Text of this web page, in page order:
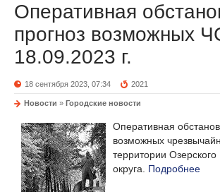
Оперативная
прогноз возможных
18.09.2023 г.
18 сентября 2023, 07:34 2021
Новости » Городские новости
Оперативная
возможных
территории Озерского
округа. Подробнее